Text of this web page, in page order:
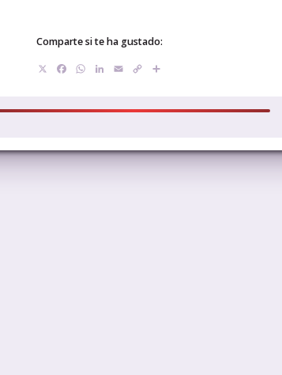
Comparte si te ha gustado:
Facebook
WhatsApp
LinkedIn
EmailCopy